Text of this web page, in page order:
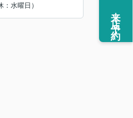
：水曜日）
来店予約